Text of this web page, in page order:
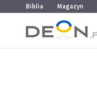
Przejdź do menu głównego
Przejdź do treści
Biblia Magazyn